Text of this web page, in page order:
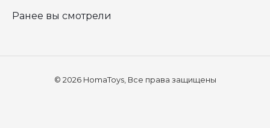
Ранее вы смотрели
© 2026 HomaToys, Все права защищены